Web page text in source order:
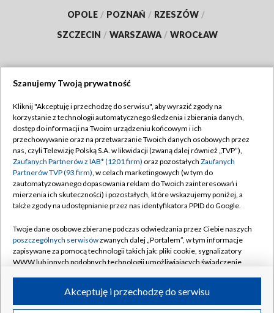
OPOLE / POZNAŃ / RZESZÓW /
SZCZECIN / WARSZAWA / WROCŁAW
TVP
Abonament TVP
Emisja w TVP
Centrum informacji TVP
Naziemna Telewizja Cyfrowa
Rada Programowa
System NOS
Informacje o nadawcy
Program dla prasy
Regulamin TVP
Polityka prywatności
Moje zgody
Pomoc
Kontakt
Kanały
©2026 Telewizja Polska S.A. w likwidacji
Szanujemy Twoją prywatność
Kliknij "Akceptuję i przechodzę do serwisu", aby wyrazić zgody na
korzystanie z technologii automatycznego śledzenia i zbierania danych,
dostęp do informacji na Twoim urządzeniu końcowym i ich
przechowywanie oraz na przetwarzanie Twoich danych osobowych przez
nas, czyli Telewizję Polską S.A. w likwidacji (zwaną dalej również „TVP”),
Zaufanych Partnerów z IAB* (1201 firm) oraz pozostałych Zaufanych
Partnerów TVP (93 firm), w celach marketingowych (w tym do
zautomatyzowanego dopasowania reklam do Twoich zainteresowań i
mierzenia ich skuteczności) i pozostałych, które wskazujemy poniżej, a
także zgody na udostępnianie przez nas identyfikatora PPID do Google.
Twoje dane osobowe zbierane podczas odwiedzania przez Ciebie naszych
poszczególnych serwisówzwanych dalej „Portalem”, w tym informacje
zapisywane za pomocą technologii takich jak: pliki cookie, sygnalizatory
WWW lub innych podobnych technologii umożliwiających świadczenie
ruchu w Internecie.Akceptuję i przechodzę do serwisu